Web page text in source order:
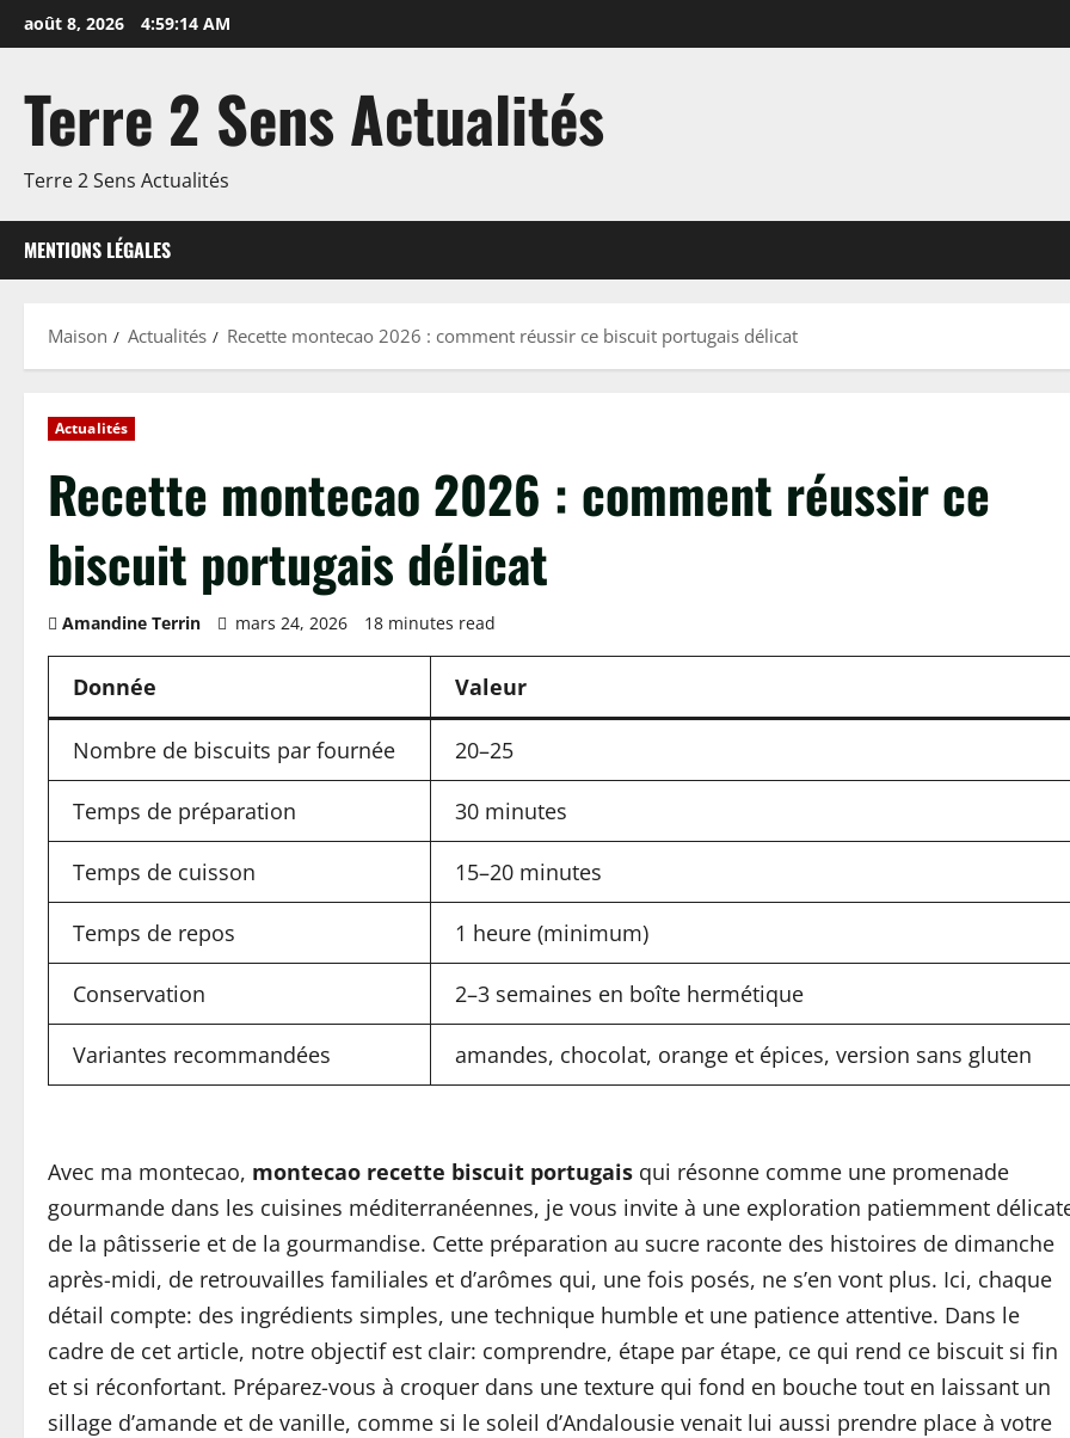
Passer
au
août 8, 2026 4:59:15 AM
Terre 2 Sens Actualités
Terre 2 Sens Actualités
MENTIONS LÉGALES
Maison Actualités Recette montecao 2026 : comment réussir ce biscuit portugais délicat
Actualités
Recette montecao 2026 : comment réussir ce
biscuit portugais délicat
Amandine Terrin mars 24, 2026 18 minutes read
Donnée Valeur
Nombre de biscuits par fournée 20–25
Temps de préparation 30 minutes
Temps de cuisson 15–20 minutes
Temps de repos 1 heure (minimum)
Conservation 2–3 semaines en boîte hermétique
Variantes recommandées amandes, chocolat, orange et épices, version sans gluten
Avec ma montecao, montecao recette biscuit portugais qui résonne comme une promenade
gourmande dans les cuisines méditerranéennes, je vous invite à une exploration patiemment
de la pâtisserie et de la gourmandise. Cette préparation au sucre raconte des histoires de dimanche
après-midi, de retrouvailles familiales et d’arômes qui, une fois posés, ne s’en vont plus. Ici, chaque
détail compte: des ingrédients simples, une technique humble et une patience attentive. Dans le
cadre de cet article, notre objectif est clair: comprendre, étape par étape, ce qui rend ce biscuit si fin
et si réconfortant. Préparez-vous à croquer dans une texture qui fond en bouche tout en laissant un
sillage d’amande et de vanille, comme si le soleil d’Andalousie venait lui aussi prendre place à votre